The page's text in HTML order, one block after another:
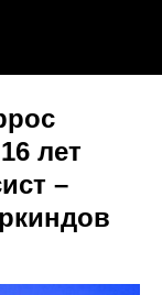
лет
–